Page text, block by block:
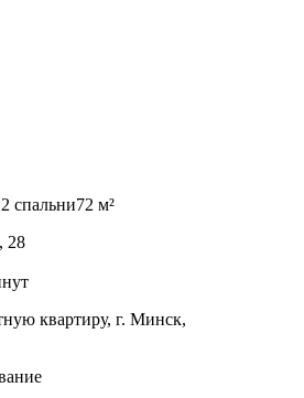
2 спальни72 м²
28
квартиру, г. Минск,